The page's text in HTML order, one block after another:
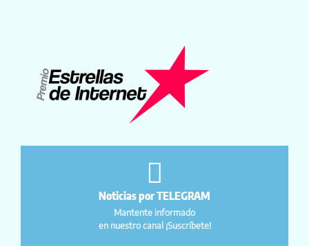
Noticias por TELEGRAM
Mantente informado
en nuestro canal ¡Suscríbete!